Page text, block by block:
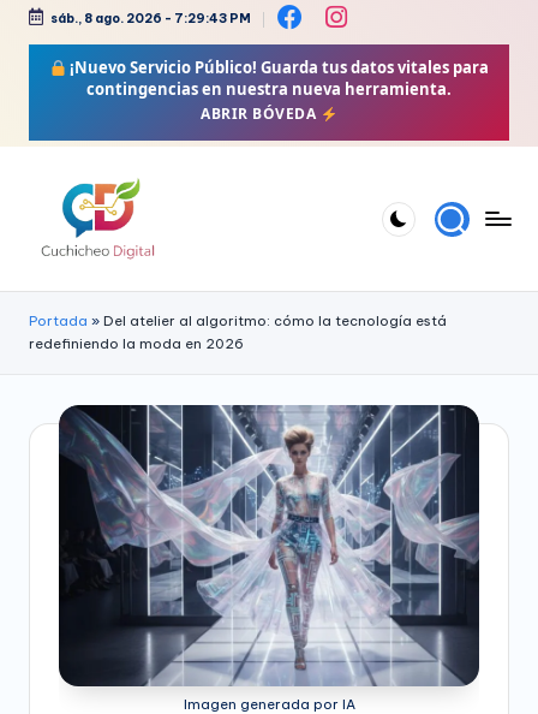
sáb., 8 ago. 2026 - 7:29:44 PM
¡Nuevo Servicio Público! Guarda tus datos vitales para
contingencias en nuestra nueva herramienta.
ABRIR BÓVEDA
u
c
Moda,
Crochet,
Zen
Más
Portada » Del atelier al algoritmo: cómo la tecnología está
redefiniendo la moda en 2026
Imagen generada por IA